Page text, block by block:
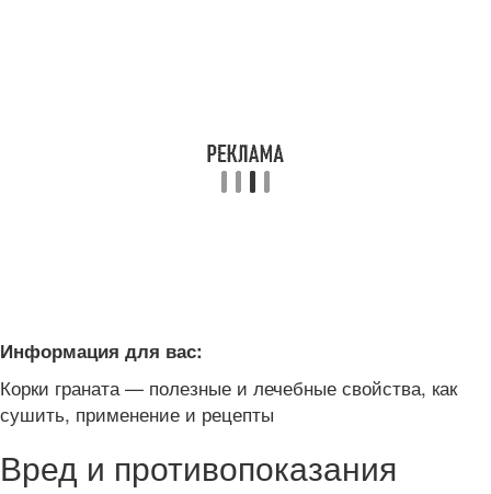
Информация для вас:
Корки граната — полезные и лечебные свойства, как
сушить, применение и рецепты
Вред и противопоказания